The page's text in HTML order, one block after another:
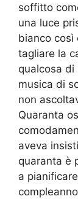
soffitto
una luce
bianco così
tagliare la
qualcosa di
musica di
non
Quaranta
aveva
quaranta è
a